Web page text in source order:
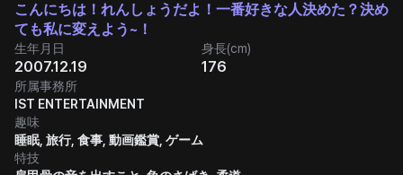
こんにちは！れんしょうだよ！一番好きな人決めた？決め
ても私に変えよう~！
生年月日
2007.12.19
身長(cm)
176
所属事務所
IST ENTERTAINMENT
趣味
睡眠, 旅行, 食事, 動画鑑賞, ゲーム
特技